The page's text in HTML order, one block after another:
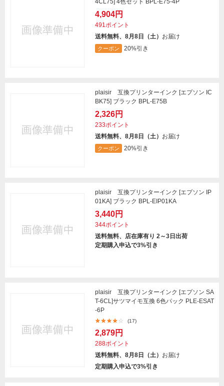
4CL75] 4色セット BPL-E75-4P
4,904円
491ポイント
送料無料、8月8日（土） お届け
クーポン 20%引き
plaisir 互換プリンターインク [エプソン IC
BK75] ブラック BPL-E75B
2,326円
233ポイント
送料無料、8月8日（土） お届け
クーポン 20%引き
plaisir 互換プリンターインク [エプソン IP
01KA] ブラック BPL-EIP01KA
3,440円
344ポイント
送料無料、店在庫有り 2～3日出荷
定期購入申込で3%引き
plaisir 互換プリンターインク [エプソン SA
T-6CL]サツマイモ互換 6色パック PLE-ESAT
-6P
(17)
2,879円
288ポイント
送料無料、8月8日（土） お届け
定期購入申込で3%引き